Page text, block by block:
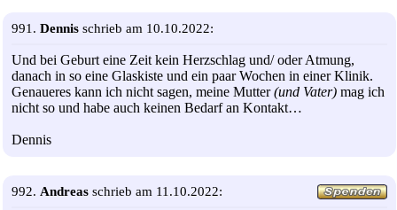
991. Dennis schrieb am 10.10.2022:
Und bei Geburt eine Zeit kein Herzschlag und/ oder Atmung,
danach in so eine Glaskiste und ein paar Wochen in einer Klinik.
Genaueres kann ich nicht sagen, meine Mutter(und Vater) mag ich
nicht so und habe auch keinen Bedarf an Kontakt…
Dennis
992. Andreas schrieb am 11.10.2022: